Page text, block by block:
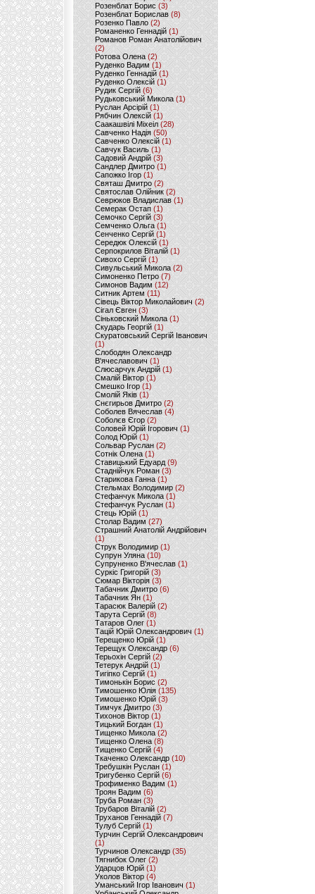
Розенблат Борис (3)
Розенблат Борислав (8)
Розенко Павло (2)
Романенко Геннадій (1)
Романов Роман Анатолійович
(2)
Ротова Олена(2)
Руденко Вадим (1)
Руденко Геннадій (1)
Руденко Олексій(1)
Рудик Сергій(6)
Рудьковський Микола (1)
Руслан Арсірій(1)
Рябчин Олексій (1)
Саакашвілі Міхеіл(28)
Савченко Надія (50)
Савченко Олексій(1)
Савчук Василь (1)
Садовий Андрій (3)
Сандлер Дмитро(1)
Сапожко Ігор(1)
Святаш Дмитро (2)
Святослав Олійник (2)
Севрюков Владислав (1)
Семерак Остап (1)
Семочко Сергій (3)
Семченко Ольга (1)
Сенченко Сергій(1)
Середюк Олексій(1)
Серпокрилов Віталій(1)
Сивохо Сергій(1)
Сивульський Микола(2)
Симоненко Петро(7)
Симонов Вадим (12)
Ситник Артем(11)
Сівець Віктор Миколайович(2)
Сігал Євген (3)
Сіньковский Микола(1)
Скударь Георгій (1)
Скуратовський Сергій Іванович
(1)
Слободян Олександр
В'ячеславович(1)
Слюсарчук Андрій(1)
Смалій Віктор (1)
Смешко Ігор (1)
Смолій Яків (1)
Снєгирьов Дмитро (2)
Соболев Вячеслав (4)
Соболєв Єгор(2)
Соловей Юрій Ігорович (1)
Солод Юрій (1)
Сольвар Руслан (2)
Сотнік Олена(1)
Ставицький Едуард (9)
Стаднійчук Роман(3)
Старикова Ганна (1)
Стельмах Володимир(2)
Стефанчук Микола (1)
Стефанчук Руслан (1)
Стець Юрій (1)
Столар Вадим(27)
Страшний Анатолій Андрійович
(1)
Струк Володимир (1)
Супрун Уляна (10)
Супруненко В'ячеслав (1)
Суркіс Григорій (3)
Сюмар Вікторія (3)
Табачник Дмитро (6)
Табачник Ян(1)
Тарасюк Валерій (2)
Тарута Сергій (8)
Татаров Олег(1)
Тацій Юрій Олександрович(1)
Терещенко Юрій(1)
Терещук Олександр(6)
Терьохін Сергій (2)
Тетерук Андрій (1)
Тигіпко Сергій(1)
Тимонькін Борис (2)
Тимошенко Юлія (135)
Тимошенко Юрій(3)
Тимчук Дмитро (3)
Тихонов Віктор (1)
Тицький Богдан (1)
Тищенко Микола (2)
Тищенко Олена (8)
Тищенко Сергій (4)
Ткаченко Олександр (10)
Требушкін Руслан (1)
Тригубенко Сергій(6)
Трофименко Вадим (1)
Троян Вадим (6)
Труба Роман(3)
Трубаров Віталій (2)
Труханов Геннадій (7)
Тулуб Сергій(1)
Турчин Сергій Олександрович
(1)
Турчинов Олександр(35)
Тягнибок Олег (2)
Ударцов Юрій (1)
Уколов Віктор(4)
Уманський Ігор Іванович(1)